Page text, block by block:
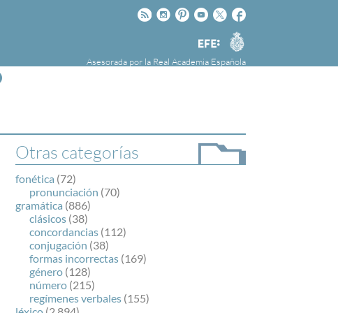
Facebook
Twitter
Youtube
Pinteres
Instagram
Rss
Agencia
EFE
Asesorada por la Real Academia Española
la Agencia Efe y la Real Academia Española,
cuyo objetivo es colaborar con el buen uso del
español en los medios de comunicación y en
Internet.
Otras categorías
fonética (72)
pronunciación (70)
gramática (886)
clásicos (38)
concordancias (112)
conjugación (38)
formas incorrectas (169)
género (128)
número (215)
regímenes verbales (155)